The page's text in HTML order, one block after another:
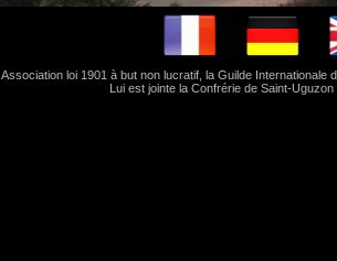
Association loi 1901 à but non lucratif, la Guilde
Lui est jointe la Confrérie de Saint-